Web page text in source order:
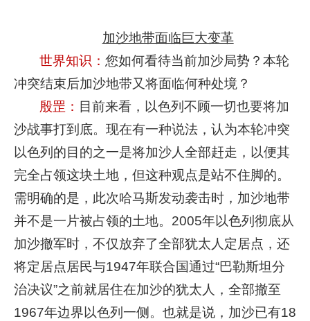
加沙地带面临巨大变革
世界知识：您如何看待当前加沙局势？本轮
冲突结束后加沙地带又将面临何种处境？
殷罡： 目前来看，以色列不顾一切也要将加
沙战事打到底。现在有一种说法，认为本轮冲突
以色列的目的之一是将加沙人全部赶走，以便其
完全占领这块土地，但这种观点是站不住脚的。
需明确的是，此次哈马斯发动袭击时，加沙地带
并不是一片被占领的土地。2005年以色列彻底从
加沙撤军时，不仅放弃了全部犹太人定居点，还
将定居点居民与1947年联合国通过“巴勒斯坦分
治决议”之前就居住在加沙的犹太人，全部撤至
1967年边界以色列一侧。也就是说，加沙已有18